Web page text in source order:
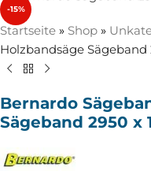
-15%
Startseite » Shop »
Holzbandsäge Sägeband
Bernardo
Sägeband 2950 x